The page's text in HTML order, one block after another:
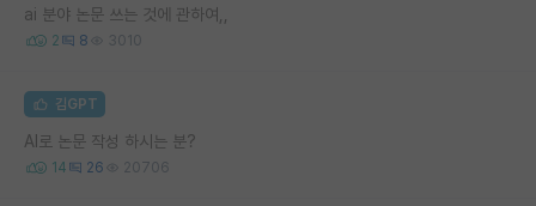
ai 분야 논문 쓰는 것에 관하여,,
2 8 3010
김GPT
AI로 논문 작성 하시는 분?
14 26 20706